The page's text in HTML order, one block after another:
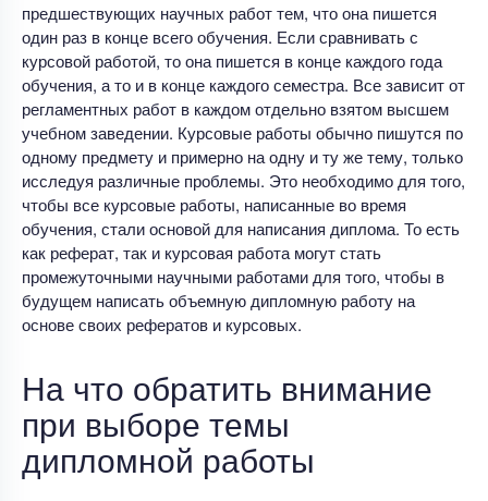
предшествующих научных работ тем, что она пишется
один раз в конце всего обучения. Если сравнивать с
курсовой работой, то она пишется в конце каждого года
обучения, а то и в конце каждого семестра. Все зависит от
регламентных работ в каждом отдельно взятом высшем
учебном заведении. Курсовые работы обычно пишутся по
одному предмету и примерно на одну и ту же тему, только
исследуя различные проблемы. Это необходимо для того,
чтобы все курсовые работы, написанные во время
обучения, стали основой для написания диплома. То есть
как реферат, так и курсовая работа могут стать
промежуточными научными работами для того, чтобы в
будущем написать объемную дипломную работу на
основе своих рефератов и курсовых.
На что обратить внимание
при выборе темы
дипломной работы